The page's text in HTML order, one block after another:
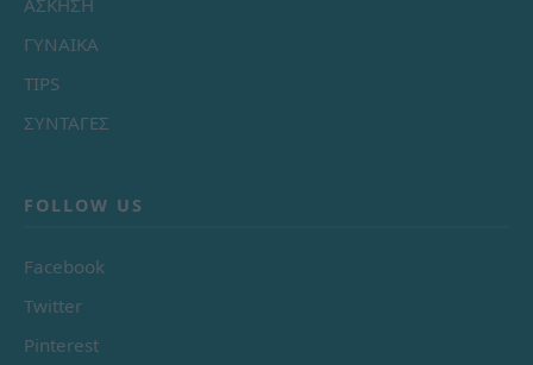
ΓΥΝΑΙΚΑ
TIPS
ΣΥΝΤΑΓΕΣ
FOLLOW US
Facebook
Twitter
Pinterest